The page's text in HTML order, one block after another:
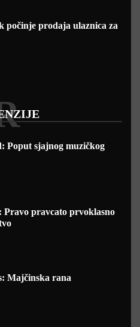
počinje prodaja ulaznica za
Poput sjajnog muzičkog
Pravo pravcato prvoklasno
Majčinska rana